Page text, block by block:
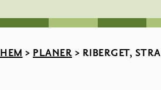
HEM > PLANER > RIBERGET,